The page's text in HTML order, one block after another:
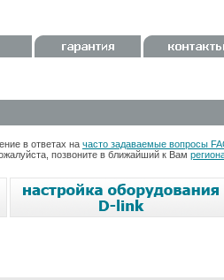
в ответах на часто задаваемые вопросы
позвоните в ближайший к Вам